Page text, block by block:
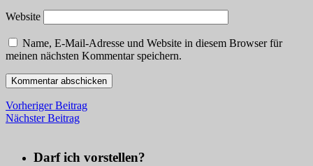
Website
Name, E-Mail-Adresse und Website in diesem Browser für
meinen nächsten Kommentar speichern.
Vorheriger Beitrag
Nächster Beitrag
Darf ich vorstellen?